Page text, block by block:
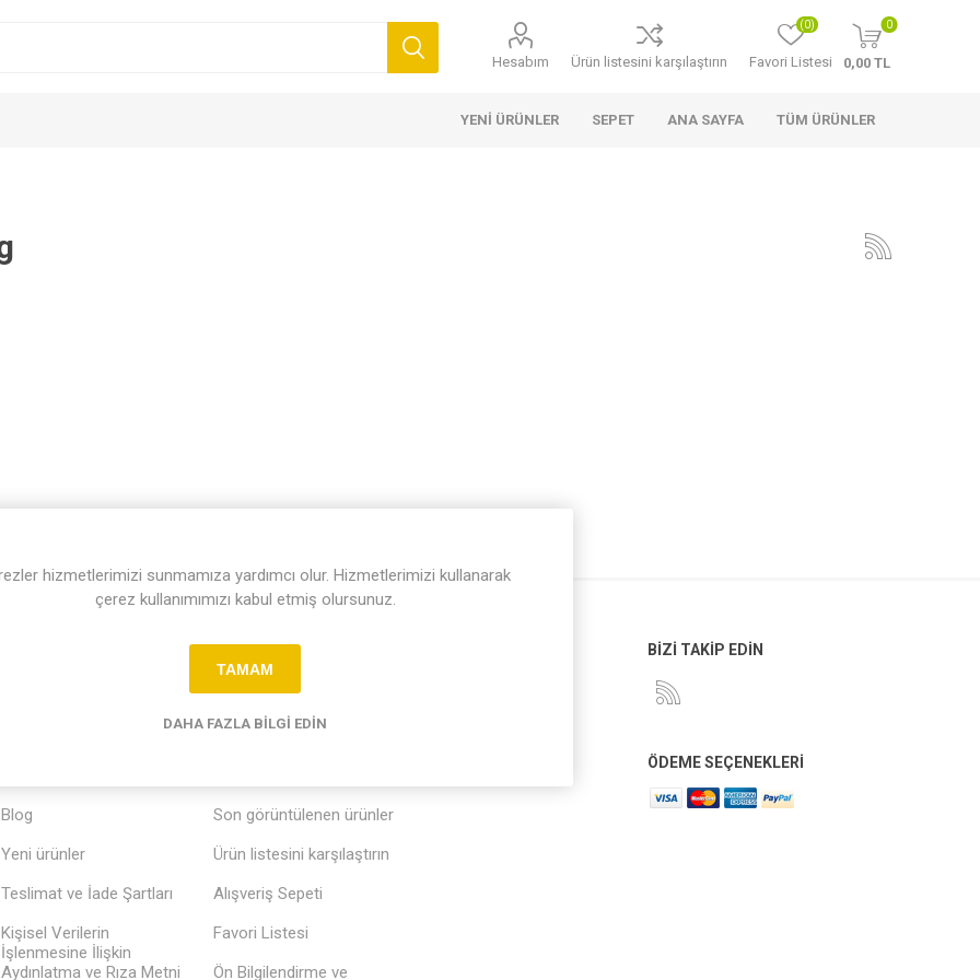
Hesabım Ürün listesini karşılaştırın Favori Listesi
(0) 0
0,00 TL
YENI ÜRÜNLER SEPET ANA SAYFA TÜM ÜRÜNLER
Blog
Yeni ürünler
Teslimat ve İade Şartları
Kişisel Verilerin
İşlenmesine İlişkin
Aydınlatma ve Rıza Metni
HESABIM
Hesabım
Son görüntülenen ürünler
Ürün listesini karşılaştırın
Alışveriş Sepeti
Favori Listesi
Ön Bilgilendirme ve
BİZİ TAKİP EDİN
ÖDEME SEÇENEKLERI
hizmetlerimizi sunmamıza yardımcı olur. Hizmetlerimizi kullanarak
çerez kullanımımızı kabul etmiş olursunuz.
TAMAM
DAHA FAZLA BILGI EDIN